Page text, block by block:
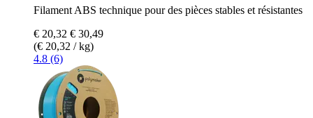
Filament ABS technique pour des pièces stables et résistantes
€ 20,32 € 30,49
(€ 20,32 / kg)
4.8 (6)